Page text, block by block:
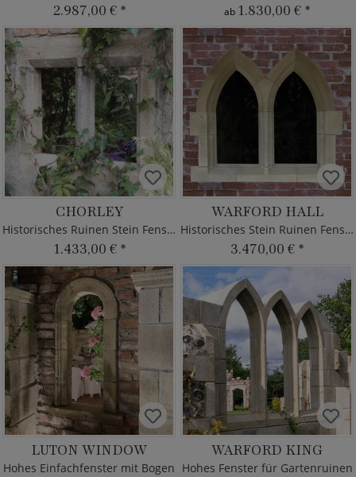
2.987,00 € * ab 1.830,00 € *
CHORLEY
Historisches Ruinen Stein Fenster
1.433,00 € *
WARFORD HALL
Historisches Stein Ruinen Fenster
3.470,00 € *
LUTON WINDOW
Hohes Einfachfenster mit Bogen
WARFORD KING
Hohes Fenster für Gartenruinen